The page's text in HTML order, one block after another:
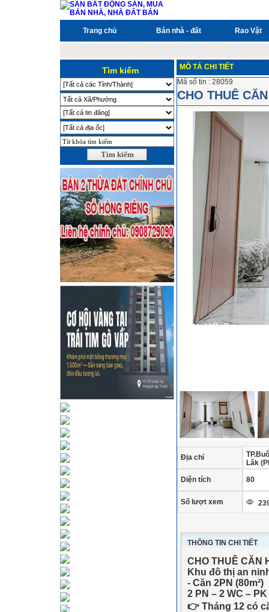
Trang chủ Bán nhà - đất Rao Vặt
Tìm kiếm MÔ TẢ CHI TIẾT
Mã số tin : 28059
CHO THUÊ
Địa chỉ
Lăk
Diện tích
80
Số lượt xem
THÔNG TIN CHI TIẾT
CHO THUÊ CĂN
Khu đô thị an
- Căn 2PN (80m²)
2 PN – 2 WC –
👉 Tháng 12 có